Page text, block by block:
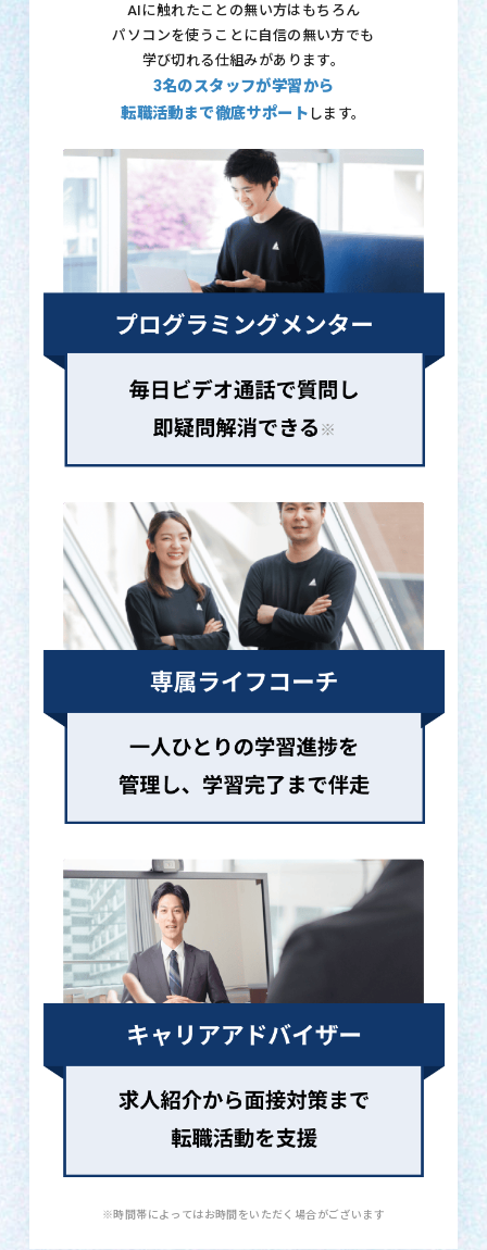
AIに触れたことの無い方はもちろん
パソコンを使うことに自信の無い方でも
学び切れる仕組みがあります。
3名のスタッフが学習から
転職活動まで徹底サポート します。
※時間帯によってはお時間をいただく場合がございます